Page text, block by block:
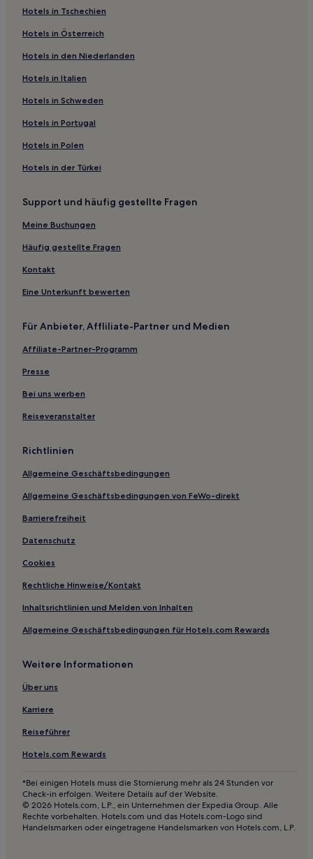
Barken Hotels
Butteldorf Hotels
Warfleth Hotels
Hotels nahe S-Bahn-Station Klinikum Bremen-
Schohasbergen Hotels
Bookholzberg Hotels
Holthorst Hotels
Ferienwohnungen in Butjadingen
Haustierfreundliche in Tossens
Familien in Butjadingen
Hotels mit Parkplatz in Garrel
Hotels mit Parkplatz in Brake
Hotels mit Parkplatz in Wittmund
Hotels mit inbegriffenem Frühstück in Wittmund
Hotels mit Parkplatz in Delmenhorst
Hotels in Tschechien
Hotels in Österreich
Hotels in den Niederlanden
Hotels in Italien
Hotels in Schweden
Hotels in Portugal
Hotels in Polen
Hotels in der Türkei
Support und häufig gestellte Fragen
Meine Buchungen
Häufig gestellte Fragen
Kontakt
Eine Unterkunft bewerten
Für Anbieter, Affliliate-Partner und Medien
Affiliate-Partner-Programm
Presse
Bei uns werben
Reiseveranstalter
Richtlinien
Allgemeine Geschäftsbedingungen
Allgemeine Geschäftsbedingungen von FeWo-direkt
Barrierefreiheit
Datenschutz
Cookies
Rechtliche Hinweise/Kontakt
Inhaltsrichtlinien und Melden von Inhalten
Allgemeine Geschäftsbedingungen für Hotels.com Rewards
Weitere Informationen
Über uns
Karriere
Reiseführer
Hotels.com Rewards
*Bei einigen Hotels muss die Stornierung mehr als 24 Stunden vor
Check-in erfolgen. Weitere Details auf der Website.
© 2026 Hotels.com, L.P., ein Unternehmen der Expedia Group. Alle
Rechte vorbehalten. Hotels.com und das Hotels.com-Logo sind
Handelsmarken oder eingetragene Handelsmarken von Hotels.com, L.P.